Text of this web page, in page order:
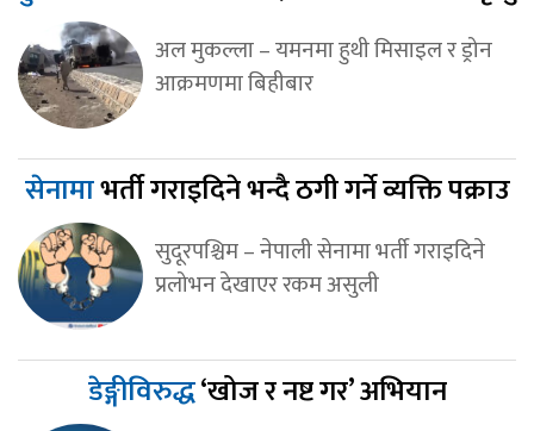
अल मुकल्ला – यमनमा हुथी मिसाइल र ड्रोन
आक्रमणमा बिहीबार
सेनामाभर्ती गराइदिने भन्दै ठगी गर्ने व्यक्ति पक्राउ
सुदूरपश्चिम – नेपाली सेनामा भर्ती गराइदिने
प्रलोभन देखाएर रकम असुली
डेङ्गीविरुद्ध‘खोज र नष्ट गर’ अभियान